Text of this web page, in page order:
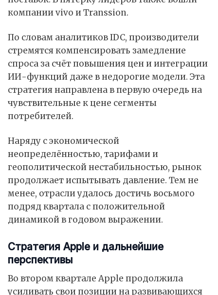
компании vivo и Transsion.
По словам аналитиков IDC, производители
стремятся компенсировать замедление
спроса за счёт повышения цен и интеграции
ИИ-функций даже в недорогие модели. Эта
стратегия направлена в первую очередь на
чувствительные к цене сегменты
потребителей.
Наряду с экономической
неопределённостью, тарифами и
геополитической нестабильностью, рынок
продолжает испытывать давление. Тем не
менее, отрасли удалось достичь восьмого
подряд квартала с положительной
динамикой в годовом выражении.
Стратегия Apple и дальнейшие
перспективы
Во втором квартале Apple продолжила
усиливать свои позиции на развивающихся